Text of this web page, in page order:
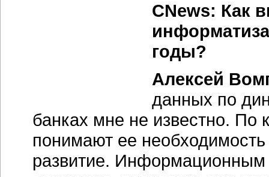
CNews: Как
годы?
Алексей
данных по
банках мне не известно. По
понимают ее необходимость
развитие. Информационным